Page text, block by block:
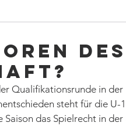
des
Qualifikationsrunde in der
steht für die U-
Saison das Spielrecht in der